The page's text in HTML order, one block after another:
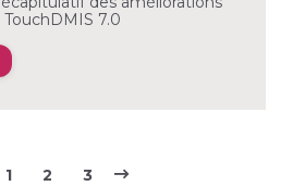
7.0
1 2 3